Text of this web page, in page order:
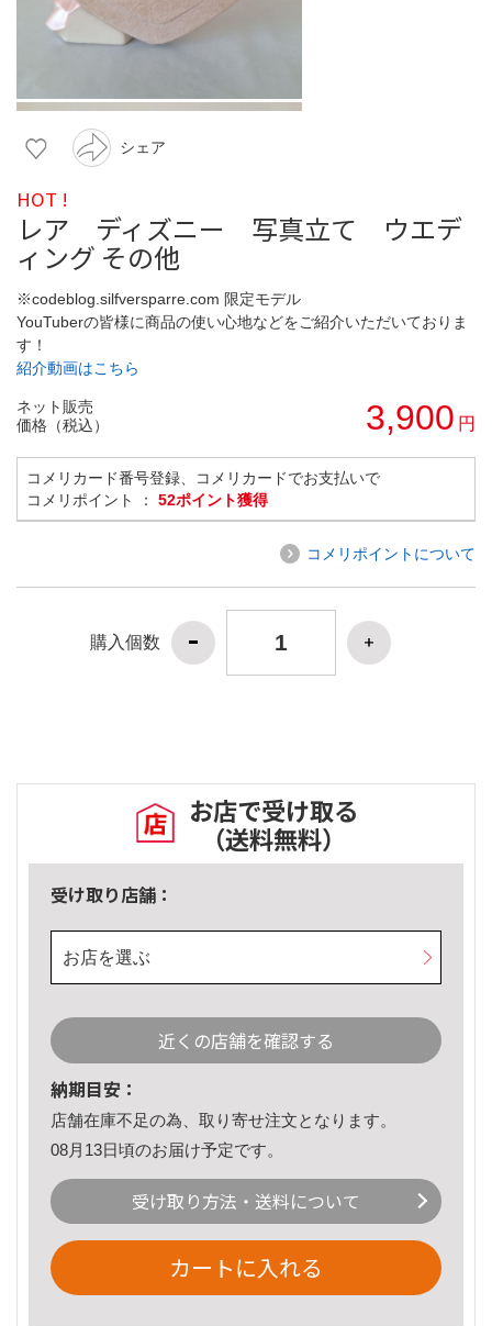
シェア
HOT !
レア ディズニー 写真立て ウエデ
ィング その他
※codeblog.silfversparre.com 限定モデル
YouTuberの皆様に商品の使い心地などをご紹介いただいておりま
す！
紹介動画はこちら
ネット販売
価格（税込）
3,900 円
コメリカード番号登録、コメリカードでお支払いで
コメリポイント ： 52ポイント獲得
コメリポイントについて
購入個数
お店で受け取る
（送料無料）
受け取り店舗：
お店を選ぶ
近くの店舗を確認する
納期目安：
店舗在庫不足の為、取り寄せ注文となります。
08月13日頃のお届け予定です。
受け取り方法・送料について
カートに入れる